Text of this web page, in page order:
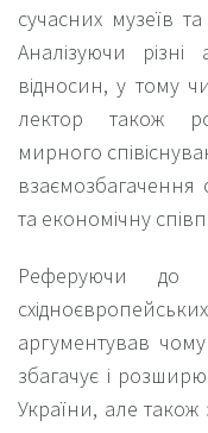
сучасних музеїв
Аналізуючи різні
відносин, у тому
лектор також
мирного
взаємозбагачення
та економічну
Реферуючи до
аргументував
збагачує і
України, але також